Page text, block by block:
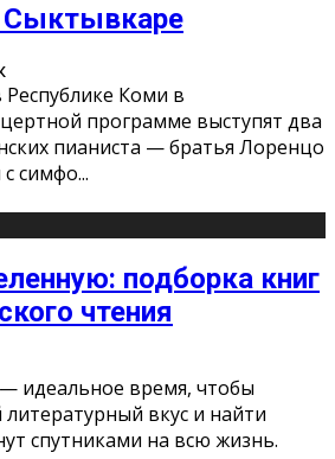
Коми в
программе выступят два
пианиста — братья Лоренцо
с симфо...
подборка книг
чтения
идеальное время, чтобы
вкус и найти
спутниками на всю жизнь.